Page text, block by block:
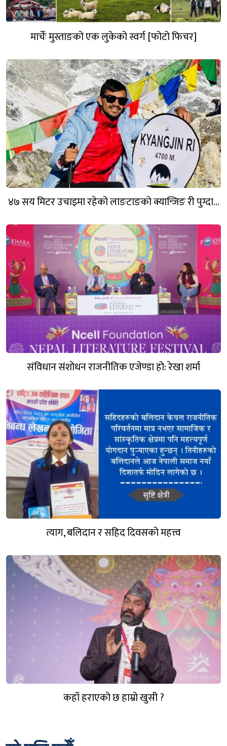
मार्चेः मुस्ताङको एक लुकेको स्वर्ग [फोटो फिचर]
४७ सय मिटर उचाइमा रहेको लाङटाङकाे क्यान्जिङ री पुग्दा…
संविधान संशोधन राजनीतिक एजेण्डा हो: रेखा शर्मा
त्याग, बलिदान र सहिद दिवसको महत्त्व
कहाँ हराएको छ हाम्रो खुसी ?